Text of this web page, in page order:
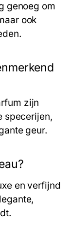
genoeg om
ook
zijn
specerijen,
geur.
en verfijnd